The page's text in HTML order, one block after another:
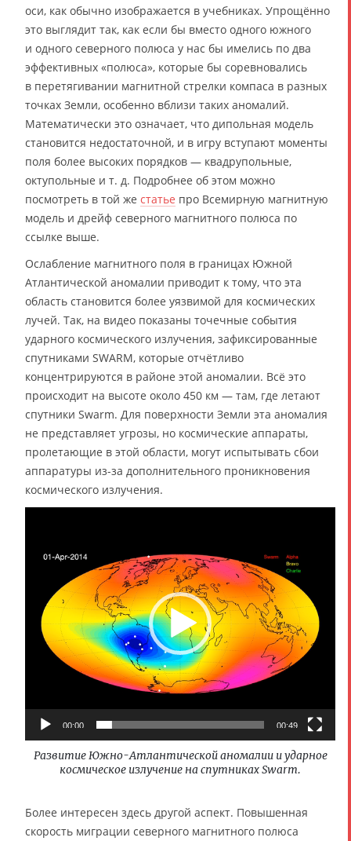
оси, как обычно изображается в учебниках. Упрощённо
это выглядит так, как если бы вместо одного южного
и одного северного полюса у нас бы имелись по два
эффективных «полюса», которые бы соревновались
в перетягивании магнитной стрелки компаса в разных
точках Земли, особенно вблизи таких аномалий.
Математически это означает, что дипольная модель
становится недостаточной, и в игру вступают моменты
поля более высоких порядков — квадрупольные,
октупольные и т. д. Подробнее об этом можно
посмотреть в той же статье про Всемирную магнитную
модель и дрейф северного магнитного полюса по
ссылке выше.
Ослабление магнитного поля в границах Южной
Атлантической аномалии приводит к тому, что эта
область становится более уязвимой для космических
лучей. Так, на видео показаны точечные события
ударного космического излучения, зафиксированные
спутниками SWARM, которые отчётливо
концентрируются в районе этой аномалии. Всё это
происходит на высоте около 450 км — там, где летают
спутники Swarm. Для поверхности Земли эта аномалия
не представляет угрозы, но космические аппараты,
пролетающие в этой области, могут испытывать сбои
аппаратуры из-за дополнительного проникновения
космического излучения.
д
е
о
п
л
е
е
р
00:00 00:49
Развитие Южно-Атлантической аномалии и ударное
космическое излучение на спутниках Swarm.
Более интересен здесь другой аспект. Повышенная
скорость миграции северного магнитного полюса